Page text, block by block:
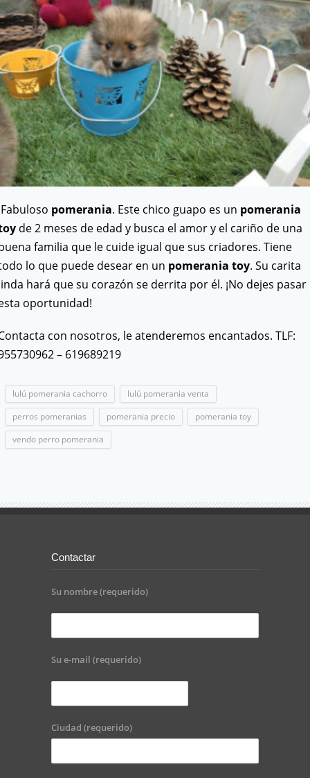
pomerania. Este chico guapo es un pomerania
de 2 meses de edad y busca el amor y el cariño de una
familia que le cuide igual que sus criadores. Tiene
lo que puede desear en un pomerania toy. Su carita
hará que su corazón se derrita por él. ¡No dejes pasar
oportunidad!
con nosotros, le atenderemos encantados. TLF:
– 619689219
lulú pomerania cachorro
lulú pomerania venta
perros pomeranias
pomerania precio
pomerania toy
vendo perro pomerania
Contactar
Su nombre (requerido)
Su e-mail (requerido)
Ciudad (requerido)